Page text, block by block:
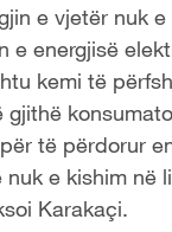
e vjetër nuk
e energjisë
kemi të
të përdorur
e kishim në
Karakaçi.